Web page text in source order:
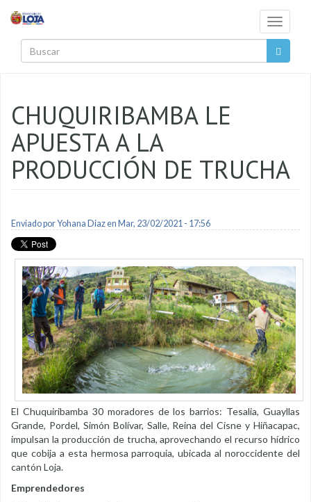
Toggle
CHUQUIRIBAMBA LE
APUESTA A LA
PRODUCCIÓN DE TRUCHA
Enviado porYohana Diazen Mar, 23/02/2021 - 17:56
El Chuquiribamba 30 moradores de los barrios: Tesalia, Guayllas
Grande, Pordel, Simón Bolívar, Salle, Reina del Cisne y Hiñacapac,
impulsan la producción de trucha, aprovechando el recurso hídrico
que cobija a esta hermosa parroquia, ubicada al noroccidente del
cantón Loja.
Emprendedores